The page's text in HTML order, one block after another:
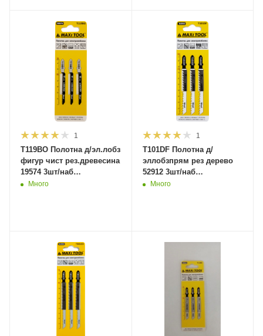
1
T119BO Полотна д/эл.лобз
фигур чист рез.древесина
19574 3шт/наб
2*50*76мм(10/100/600)MaxiTool
Много
1
T101DF Полотна д/
эллобзпрям рез дерево
52912 3шт/наб
4*75*100мм(10/100/600)MaxiTool
Много